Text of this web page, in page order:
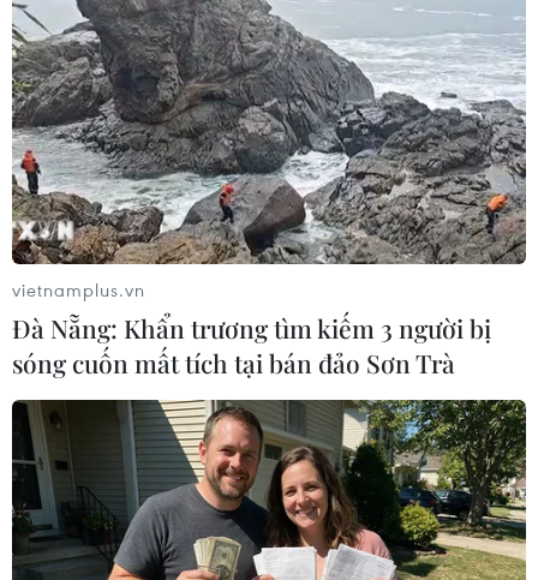
TIN LIÊN QUAN
VEC là cơ quan chủ quản thực hiện đầu tư
mở rộng cao tốc đoạn Yên Bái-Lào Cai
30/05/2025 13:48
Phó Thủ tướng Trần Hồng Hà đồng ý giao VEC là cơ
quan chủ quản thực hiện đầu tư Dự án mở rộng đoạn
vietnamplus.vn
Đà Nẵng: Khẩn trương tìm kiếm 3 người bị
sóng cuốn mất tích tại bán đảo Sơn Trà